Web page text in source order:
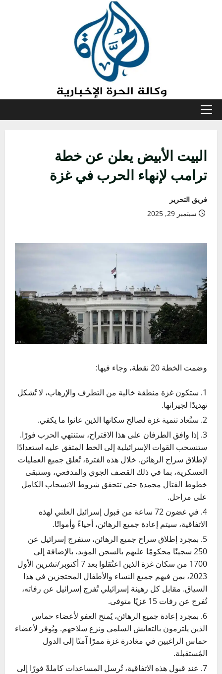
القائمة
البيت الأبيض يعلن عن خطة
ترامب لإنهاء الحرب في غزة
فريق التحرير
سبتمبر 29, 2025
وضمت الخطة 20 نقطة، وجاء فيها:
ستكون غزة منطقة خالية من التطرف والإرهاب، لا تُشكل
تهديدًا لجيرانها.
ستُعاد تنمية غزة لصالح سكانها الذين عانوا ما يكفي.
إذا وافق الطرفان على هذا الاقتراح، ستنتهي الحرب فورًا.
ستنسحب القوات الإسرائيلية إلى الخط المتفق عليه استعدادًا
لإطلاق سراح الرهائن. خلال هذه الفترة، تُعلق جميع العمليات
العسكرية، بما في ذلك القصف الجوي والمدفعي، وستبقى
خطوط القتال مجمدة حتى تتحقق شروط الانسحاب الكامل
على مراحل.
في غضون 72 ساعة من قبول إسرائيل العلني لهذه
الاتفاقية، سيتم إعادة جميع الرهائن، أحياءً وأمواتًا.
بمجرد إطلاق سراح جميع الرهائن، ستفرج إسرائيل عن
250 سجينًا محكومًا عليهم بالسجن المؤبد، بالإضافة إلى
1700 من سكان غزة الذين اعتُقلوا بعد 7 أكتوبر/تشرين الأول
2023، بمن فيهم جميع النساء والأطفال المحتجزين في هذا
السياق. مقابل كل رهينة إسرائيلي تُفرج إسرائيل عن رفاته،
تُفرج عن رفات 15 غزيًا متوفى.
بمجرد إعادة جميع الرهائن، يُمنح العفو لأعضاء حماس
الذين يلتزمون بالتعايش السلمي ونزع سلاحهم. ويُوفر لأعضاء
حماس الراغبين في مغادرة غزة ممرًا آمنًا إلى الدول
المُستقبلة.
عند قبول هذه الاتفاقية، تُرسل المساعدات كاملةً فورًا إلى